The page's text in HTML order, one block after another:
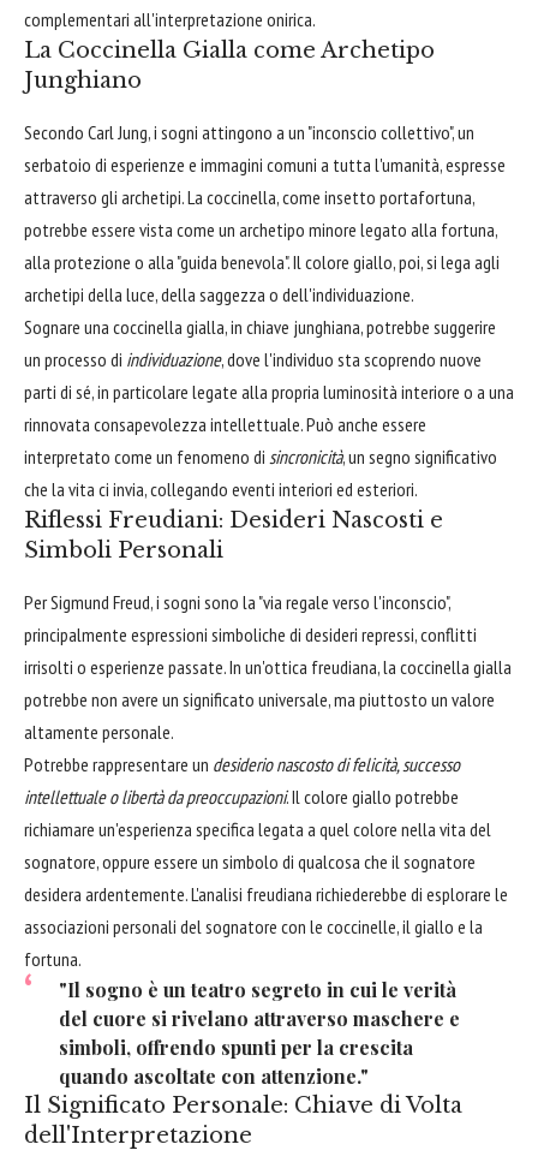
complementari all'interpretazione onirica.
La Coccinella Gialla come Archetipo
Junghiano
Secondo Carl Jung, i sogni attingono a un "inconscio collettivo", un
serbatoio di esperienze e immagini comuni a tutta l'umanità, espresse
attraverso gli archetipi. La coccinella, come insetto portafortuna,
potrebbe essere vista come un archetipo minore legato alla fortuna,
alla protezione o alla "guida benevola". Il colore giallo, poi, si lega agli
archetipi della luce, della saggezza o dell'individuazione.
Sognare una coccinella gialla, in chiave junghiana, potrebbe suggerire
un processo di individuazione, dove l'individuo sta scoprendo nuove
parti di sé, in particolare legate alla propria luminosità interiore o a una
rinnovata consapevolezza intellettuale. Può anche essere
interpretato come un fenomeno di sincronicità, un segno significativo
che la vita ci invia, collegando eventi interiori ed esteriori.
Riflessi Freudiani: Desideri Nascosti e
Simboli Personali
Per Sigmund Freud, i sogni sono la "via regale verso l'inconscio",
principalmente espressioni simboliche di desideri repressi, conflitti
irrisolti o esperienze passate. In un'ottica freudiana, la coccinella gialla
potrebbe non avere un significato universale, ma piuttosto un valore
altamente personale.
Potrebbe rappresentare un desiderio nascosto di felicità, successo
intellettuale o libertà da preoccupazioni. Il colore giallo potrebbe
richiamare un'esperienza specifica legata a quel colore nella vita del
sognatore, oppure essere un simbolo di qualcosa che il sognatore
desidera ardentemente. L'analisi freudiana richiederebbe di esplorare le
associazioni personali del sognatore con le coccinelle, il giallo e la
fortuna.
"Il sogno è un teatro segreto in cui le verità
del cuore si rivelano attraverso maschere e
simboli, offrendo spunti per la crescita
quando ascoltate con attenzione."
Il Significato Personale: Chiave di Volta
dell'Interpretazione